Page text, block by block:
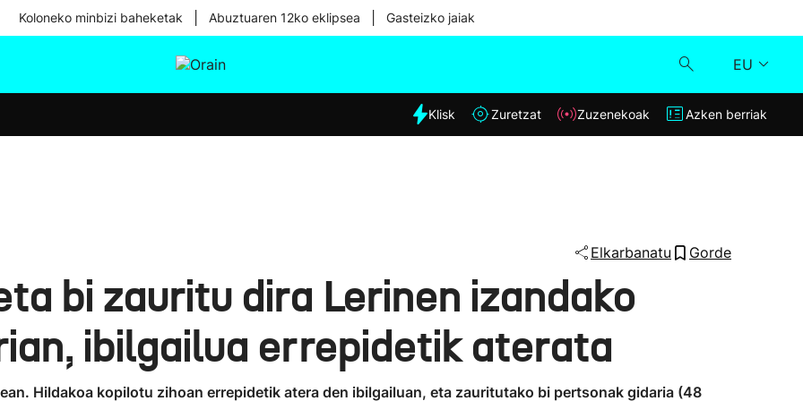
Koloneko minbizi baheketak Abuztuaren 12ko eklipsea Gasteizko jaiak
EU
Eguraldia
Klisk
Klisk Zuretzat Zuzenekoak Azken berriak
Elkarbanatu Gorde
bi zauritu dira Lerinen izandako
ibilgailua errepidetik aterata
Hildakoa kopilotu zihoan errepidetik atera den ibilgailuan, eta zauritutako bi pertsonak gidaria (48